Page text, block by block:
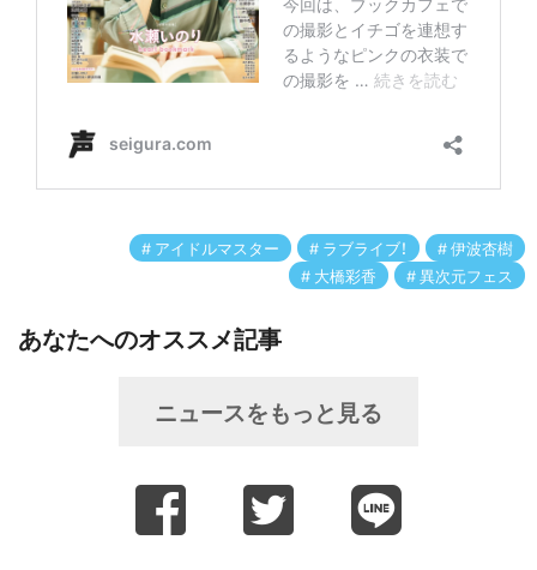
アイドルマスター ラブライブ！
伊波杏樹
大橋彩香
異次元フェス
あなたへのオススメ記事
ニュースをもっと見る